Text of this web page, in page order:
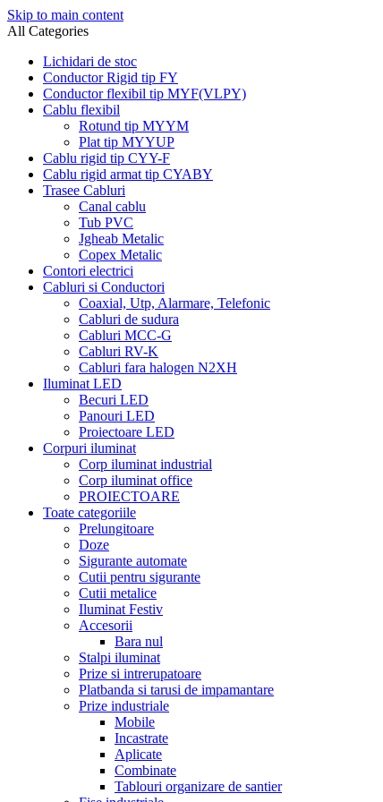
Skip to main content
All Categories
Lichidari de stoc
Conductor Rigid tip FY
Conductor flexibil tip MYF(VLPY)
Cablu flexibil
Rotund tip MYYM
Plat tip MYYUP
Cablu rigid tip CYY-F
Cablu rigid armat tip CYABY
Trasee Cabluri
Canal cablu
Tub PVC
Jgheab Metalic
Copex Metalic
Contori electrici
Cabluri si Conductori
Coaxial, Utp, Alarmare, Telefonic
Cabluri de sudura
Cabluri MCC-G
Cabluri RV-K
Cabluri fara halogen N2XH
Iluminat LED
Becuri LED
Panouri LED
Proiectoare LED
Corpuri iluminat
Corp iluminat industrial
Corp iluminat office
PROIECTOARE
Toate categoriile
Prelungitoare
Doze
Sigurante automate
Cutii pentru sigurante
Cutii metalice
Iluminat Festiv
Accesorii
Bara nul
Stalpi iluminat
Prize si intrerupatoare
Platbanda si tarusi de impamantare
Prize industriale
Mobile
Incastrate
Aplicate
Combinate
Tablouri organizare de santier